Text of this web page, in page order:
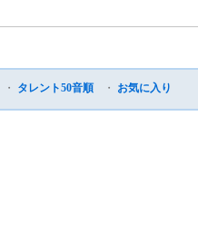
・ タレント50音順 ・ お気に入り